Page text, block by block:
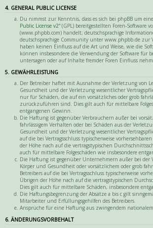
4. GENERAL PUBLIC LICENSE
Du nimmst zur Kenntnis, dass es sich bei phpBB um
Public License v2“ (GPL) bereitgestellten Foren-Software
(www.phpbb.com) handelt; deutschsprachige
deutschsprachige Community unter www.phpbb.de zur
haben keinen Einfluss auf die Art und Weise, wie die
können insbesondere die Verwendung der Software für
untersagen oder auf Inhalte fremder Foren Einfluss
5. GEWÄHRLEISTUNG
Der Betreiber haftet mit Ausnahme der Verletzung von
Gesundheit und der Verletzung wesentlicher
nur für Schäden, die auf ein vorsätzliches oder grob
zurückzuführen sind. Dies gilt auch für mittelbare
entgangenen Gewinn.
Die Haftung ist gegenüber Verbrauchern außer bei
fahrlässigem Verhalten oder bei Schäden aus der
Gesundheit und der Verletzung wesentlicher
auf die bei Vertragsschluss typischerweise
der Höhe nach auf die vertragstypischen
auch für mittelbare Folgeschäden wie insbesondere
Die Haftung ist gegenüber Unternehmern außer bei der
Körper und Gesundheit oder vorsätzlichem oder grob
Betreibers auf die bei Vertragsschluss typischerweise
Übrigen der Höhe nach auf die vertragstypischen
Dies gilt auch für mittelbare Schäden, insbesondere
Die Haftungsbegrenzung der Absätze a bis c gilt
Mitarbeiter und Erfüllungsgehilfen des Betreibers.
Ansprüche für eine Haftung aus zwingendem
6. ÄNDERUNGSVORBEHALT